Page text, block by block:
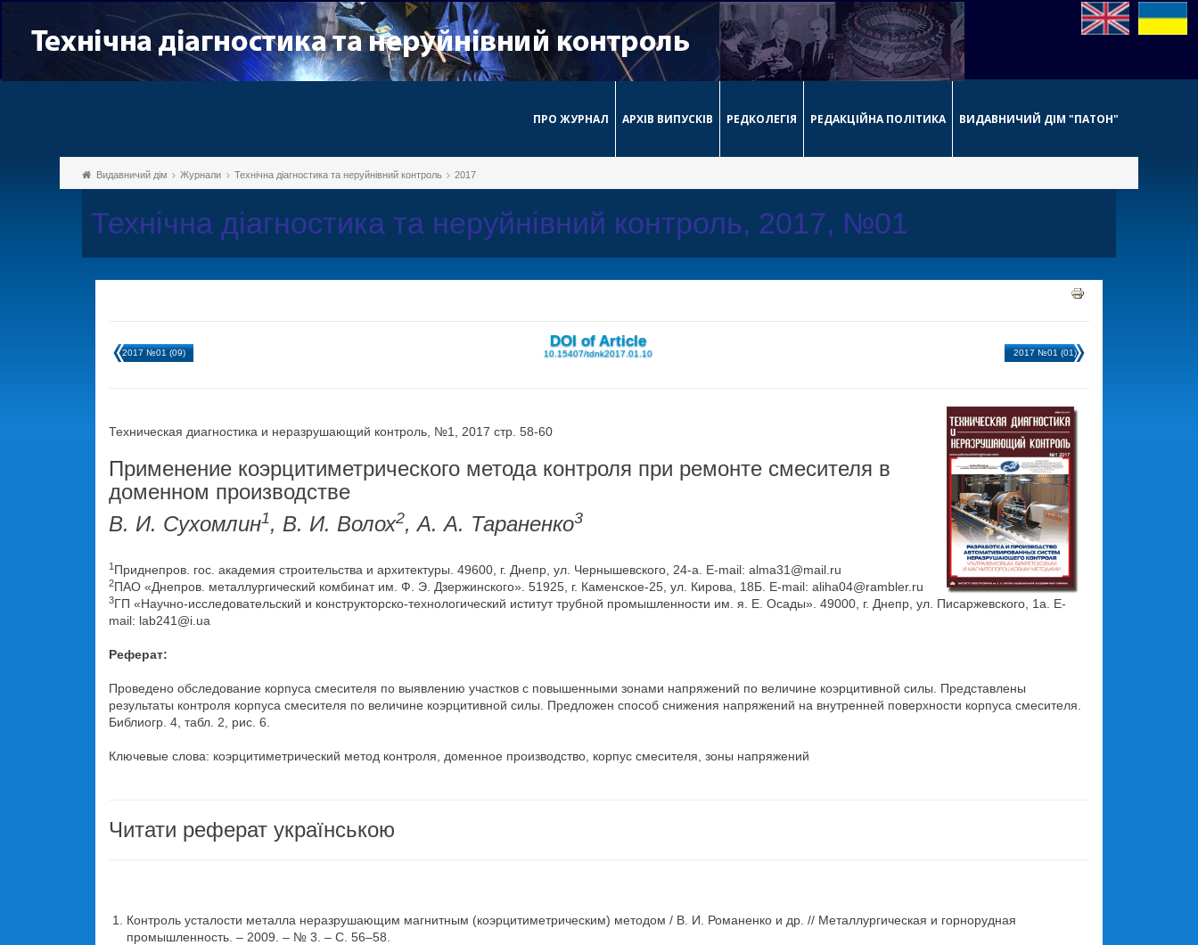
ПРО ЖУРНАЛ АРХІВ ВИПУСКІВ РЕДКОЛЕГІЯ РЕДАКЦІЙНА ПОЛІТИКА ВИДАВНИЧИЙ ДІМ "ПАТОН"
Видавничий дім Журнали Технічна діагностика та неруйнівний контроль 2017
Технічна діагностика та неруйнівний контроль, 2017, №01
2017 №01 (09)
DOI of Article
10.15407/tdnk2017.01.10 2017 №01 (01)
Техническая диагностика и неразрушающий контроль, №1, 2017 стр. 58-60
Применение коэрцитиметрического метода контроля при ремонте смесителя в
доменном производстве
В. И. Сухомлин1, В. И. Волох2, А. А. Тараненко3
1 Приднепров. гос. академия строительства и архитектуры. 49600, г. Днепр, ул. Чернышевского, 24-а. E-mail: alma31@mail.ru
2ПАО «Днепров. металлургический комбинат им. Ф. Э. Дзержинского». 51925, г. Каменское-25, ул. Кирова, 18Б. E-mail: aliha04@rambler.ru
3ГП «Научно-исследовательский и конструкторско-технологический иститут трубной промышленности им. я. Е. Осады». 49000, г. Днепр, ул. Писаржевского, 1а. E-
mail: lab241@i.ua
Реферат:
Проведено обследование корпуса смесителя по выявлению участков с повышенными зонами напряжений по величине коэрцитивной силы. Представлены
результаты контроля корпуса смесителя по величине коэрцитивной силы. Предложен способ снижения напряжений на внутренней поверхности корпуса смесителя.
Библиогр. 4, табл. 2, рис. 6.
Ключевые слова: коэрцитиметрический метод контроля, доменное производство, корпус смесителя, зоны напряжений
Читати реферат українською
Контроль усталости металла неразрушающим магнитным (коэрцитиметрическим) методом / В. И. Романенко и др. // Металлургическая и горнорудная
промышленность. – 2009. – № 3. – С. 56–58.